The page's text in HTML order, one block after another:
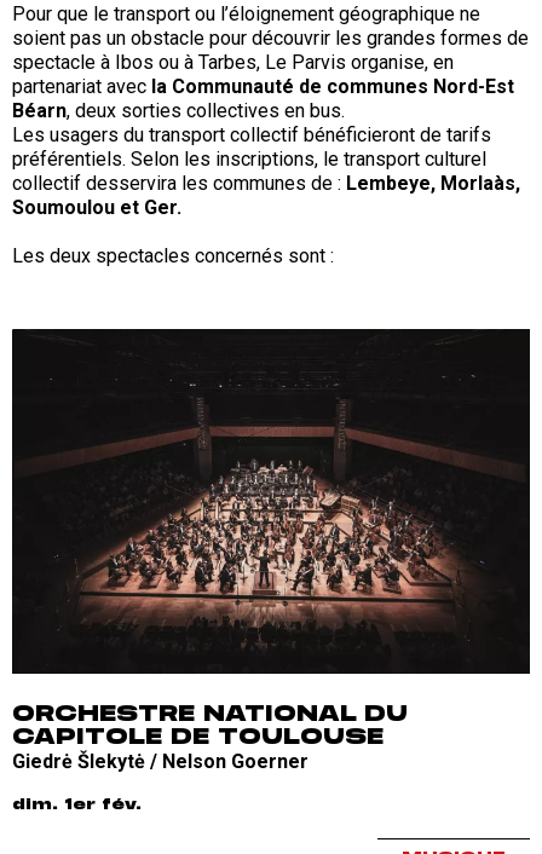
Pour que le transport ou l’éloignement géographique ne
soient pas un obstacle pour découvrir les grandes formes de
spectacle à Ibos ou à Tarbes, Le Parvis organise, en
partenariat avec la Communauté de communes Nord-Est
Béarn, deux sorties collectives en bus.
Les usagers du transport collectif bénéficieront de tarifs
préférentiels. Selon les inscriptions, le transport culturel
collectif desservira les communes de : Lembeye, Morlaàs,
Soumoulou et Ger.
Les deux spectacles concernés sont :
ORCHESTRE NATIONAL DU
CAPITOLE DE TOULOUSE
Giedrė Šlekytė / Nelson Goerner
dim. 1er fév.